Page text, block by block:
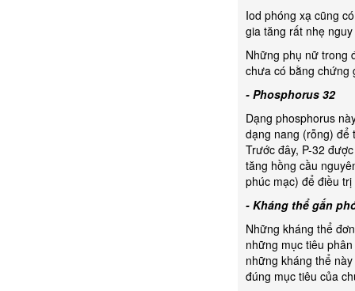
Iod phóng xạ cũng
gia tăng rất nhẹ
Những phụ nữ trong
chưa có bằng chứng
- Phosphorus 32
Dạng phosphorus
dạng nang (rỗng) để
Trước đây, P-32
tăng hồng cầu
phúc mạc) để điều
- Kháng thể gắn
Những kháng thể
những mục tiêu
những kháng thể
đúng mục tiêu của